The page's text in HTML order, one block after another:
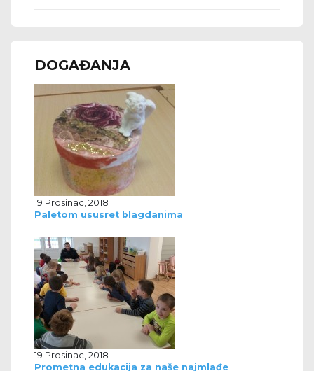
DOGAĐANJA
19 Prosinac, 2018
Paletom ususret blagdanima
19 Prosinac, 2018
Prometna edukacija za naše najmlađe